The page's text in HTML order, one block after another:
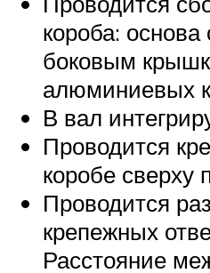
короба: основа
боковым
алюминиевых
В вал
Проводится
коробе сверху
Проводится
крепежных
Расстояние